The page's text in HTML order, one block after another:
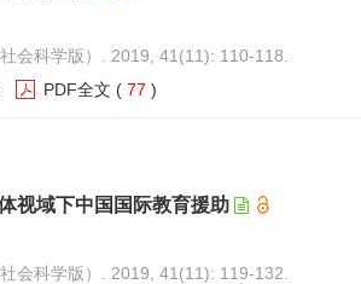
会科学版）. 2019, 41(11): 110-118.
PDF全文 ( 77 )
视域下中国国际教育援助
会科学版）. 2019, 41(11): 119-132.